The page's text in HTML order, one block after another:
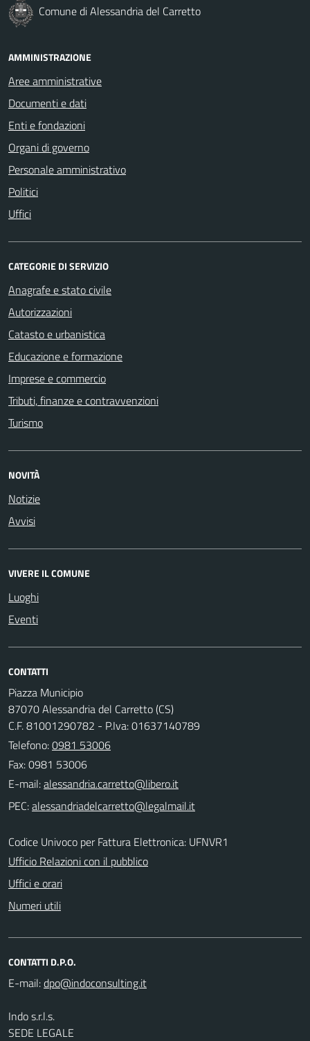
Comune di Alessandria del Carretto
AMMINISTRAZIONE
Aree amministrative
Documenti e dati
Enti e fondazioni
Organi di governo
Personale amministrativo
Politici
Uffici
CATEGORIE DI SERVIZIO
Anagrafe e stato civile
Autorizzazioni
Catasto e urbanistica
Educazione e formazione
Imprese e commercio
Tributi, finanze e contravvenzioni
Turismo
NOVITÀ
Notizie
Avvisi
VIVERE IL COMUNE
Luoghi
Eventi
CONTATTI
Piazza Municipio
87070 Alessandria del Carretto (CS)
C.F. 81001290782 - P.Iva: 01637140789
Telefono:0981 53006
Fax: 0981 53006
E-mail:
PEC:
Codice Univoco per Fattura Elettronica: UFNVR1
Ufficio Relazioni con il pubblico
Uffici e orari
Numeri utili
CONTATTI D.P.O.
E-mail:
Indo s.r.l.s.
SEDE LEGALE